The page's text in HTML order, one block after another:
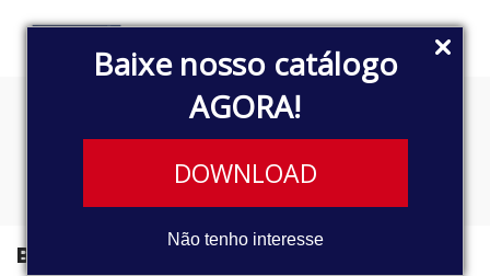
Baixe nosso catálogo
AGORA!
DOWNLOAD
Não tenho interesse
3026
Buscar Produtos